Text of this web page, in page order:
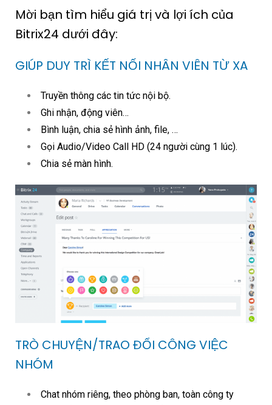
Mời bạn tìm hiểu giá trị và lợi ích của
Bitrix24 dưới đây:
GIÚP DUY TRÌ KẾT NỐI NHÂN VIÊN TỪ XA
Truyền thông các tin tức nội bộ.
Ghi nhận, động viên…
Bình luận, chia sẻ hình ảnh, file, …
Gọi Audio/Video Call HD (24 người cùng 1 lúc).
Chia sẻ màn hình.
TRÒ CHUYỆN/TRAO ĐỔI CÔNG VIỆC
NHÓM
Chat nhóm riêng, theo phòng ban, toàn công ty